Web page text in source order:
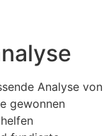
Analyse von
gewonnen